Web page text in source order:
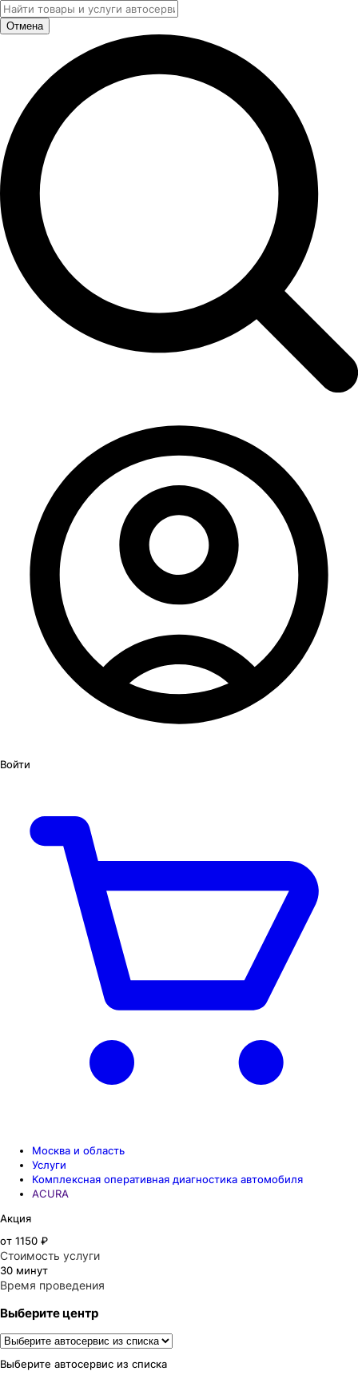
Отмена
Войти
Москва и область
Услуги
Комплексная оперативная диагностика автомобиля
ACURA
Акция
от 1150 ₽
Стоимость услуги
30 минут
Время проведения
Выберите центр
Выберите автосервис из списка